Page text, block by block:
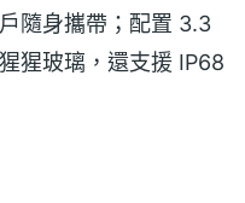
隨身攜帶；配置 3.3
猩玻璃，還支援 IP68
備長達 30 分鐘的防
Palm Phone 內建生